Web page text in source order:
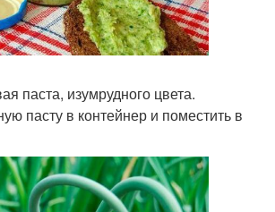
паста, изумрудного цвета.
пасту в контейнер и поместить в